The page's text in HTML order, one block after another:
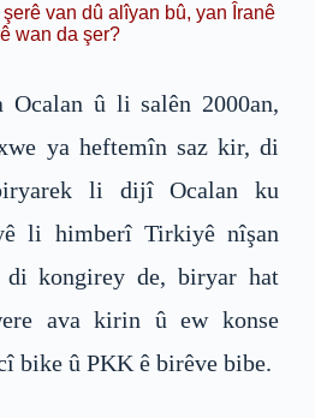
van dû alîyan bû, yan Îranê
wan da şer?
Ocalan û li salên 2000an,
ya heftemîn saz kir, di
li dijî Ocalan ku
li himberî Tirkiyê nîşan
di kongirey de, biryar hat
ava kirin û ew konse
bike û PKK ê birêve bibe.